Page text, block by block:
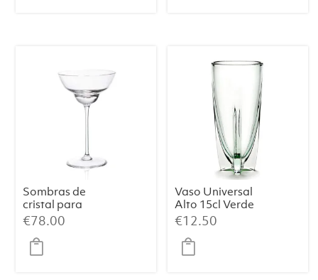
Sombras de
cristal para
cóctel en
transparente sin
nubes (set de 2)
€78.00
Vaso Universal
Alto 15cl Verde
Claro Dora
€12.50